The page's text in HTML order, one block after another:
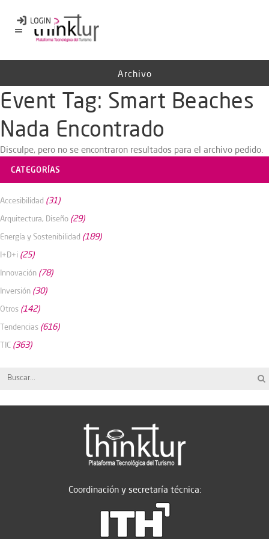
Archivo
Event Tag: Smart Beaches
Nada Encontrado
Disculpe, pero no se encontraron resultados para el archivo pedido.
CATEGORÍAS
Accesibilidad (31)
Arquitectura, Diseño (29)
Energía y Sostenibilidad (189)
I+D+i (25)
Innovación (78)
Inversión (30)
Otros (142)
Tendencias (616)
TIC (363)
Coordinación y secretaría técnica: